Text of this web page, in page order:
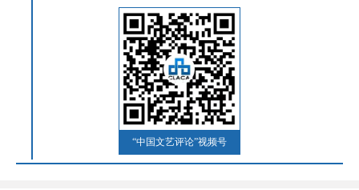
“中国文艺评论”视频号